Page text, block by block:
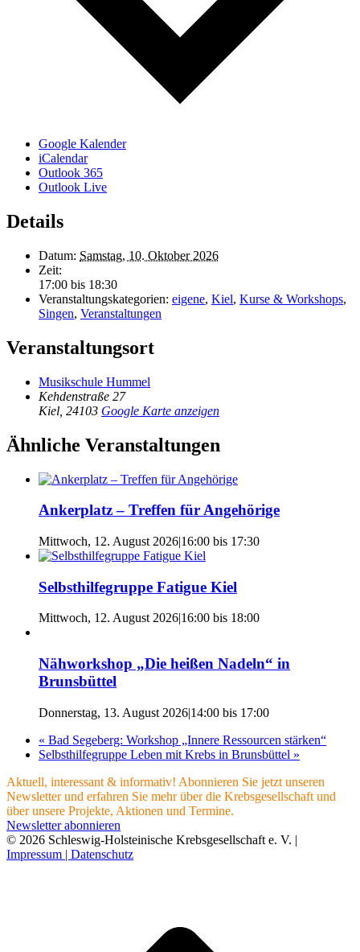
Google Kalender
iCalendar
Outlook 365
Outlook Live
Details
Datum: Samstag, 10. Oktober 2026
Zeit:
17:00 bis 18:30
Veranstaltungskategorien: eigene, Kiel, Kurse & Workshops,
Singen, Veranstaltungen
Veranstaltungsort
Musikschule Hummel
Kehdenstraße 27
Kiel 24103 Google Karte anzeigen
Ähnliche Veranstaltungen
Ankerplatz – Treffen für Angehörige
Mittwoch, 12. August 2026|16:00 bis 17:30
Selbsthilfegruppe Fatigue Kiel
Mittwoch, 12. August 2026|16:00 bis 18:00
Nähworkshop „Die heißen Nadeln“ in
Brunsbüttel
Donnerstag, 13. August 2026|14:00 bis 17:00
« Bad Segeberg: Workshop „Innere Ressourcen stärken“
Selbsthilfegruppe Leben mit Krebs in Brunsbüttel »
Aktuell, interessant & informativ! Abonnieren Sie jetzt unseren
Newsletter und erfahren Sie mehr über die Krebsgesellschaft und
über unsere Projekte, Aktionen und Termine.
Newsletter abonnieren
© 2026 Schleswig-Holsteinische Krebsgesellschaft e. V. |
Impressum | Datenschutz